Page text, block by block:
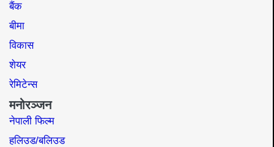
बैंक
बीमा
विकास
शेयर
रेमिटेन्स
मनोरञ्जन
नेपाली फिल्म
हलिउड/बलिउड